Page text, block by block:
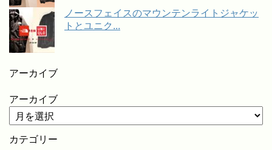
ノースフェイスのマウンテンライトジャケッ
トとユニク...
アーカイブ
アーカイブ
カテゴリー